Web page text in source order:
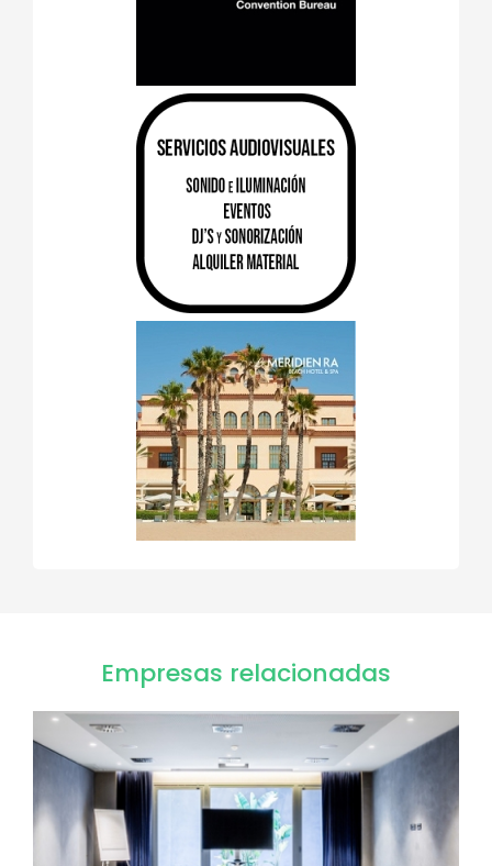
Empresas relacionadas